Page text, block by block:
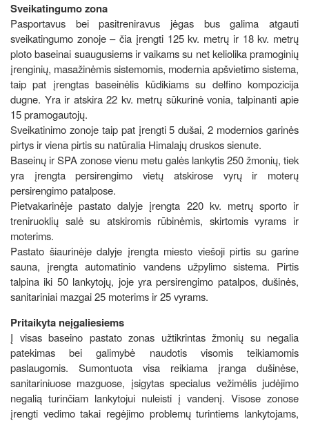
Sveikatingumo zona
Pasportavus bei pasitreniravus jėgas bus galima atgauti
sveikatingumo zonoje – čia įrengti 125 kv. metrų ir 18 kv. metrų
ploto baseinai suaugusiems ir vaikams su net keliolika pramoginių
įrenginių, masažinėmis sistemomis, modernia apšvietimo sistema,
taip pat įrengtas baseinėlis kūdikiams su delfino kompozicija
dugne. Yra ir atskira 22 kv. metrų sūkurinė vonia, talpinanti apie
15 pramogautojų.
Sveikatinimo zonoje taip pat įrengti 5 dušai, 2 modernios garinės
pirtys ir viena pirtis su natūralia Himalajų druskos sienute.
Baseinų ir SPA zonose vienu metu galės lankytis 250 žmonių, tiek
yra įrengta persirengimo vietų atskirose vyrų ir moterų
persirengimo patalpose.
Pietvakarinėje pastato dalyje įrengta 220 kv. metrų sporto ir
treniruoklių salė su atskiromis rūbinėmis, skirtomis vyrams ir
moterims.
Pastato šiaurinėje dalyje įrengta miesto viešoji pirtis su garine
sauna, įrengta automatinio vandens užpylimo sistema. Pirtis
talpina iki 50 lankytojų, joje yra persirengimo patalpos, dušinės,
sanitariniai mazgai 25 moterims ir 25 vyrams.
Pritaikyta neįgaliesiems
Į visas baseino pastato zonas užtikrintas žmonių su negalia
patekimas bei galimybė naudotis visomis teikiamomis
paslaugomis. Sumontuota visa reikiama įranga dušinėse,
sanitariniuose mazguose, įsigytas specialus vežimėlis judėjimo
negalią turinčiam lankytojui nuleisti į vandenį. Visose zonose
įrengti vedimo takai regėjimo problemų turintiems lankytojams,